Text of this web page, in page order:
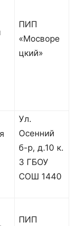
ПИП
«Мосворе
цкий»
Ул.
Осенний
б-р, д.10 к.
3 ГБОУ
СОШ 1440
ПИП